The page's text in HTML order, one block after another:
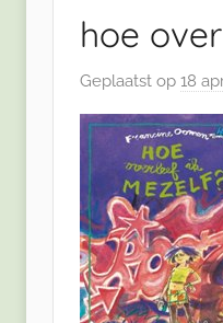
hoe
Geplaatst op 18